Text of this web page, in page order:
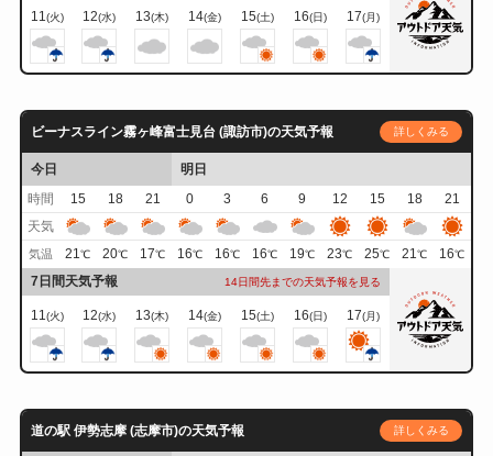
11(火) 12(水) 13(木) 14(金) 15(土) 16(日) 17(月)
ビーナスライン霧ヶ峰富士見台 (諏訪市)の天気予報 詳しくみる
今日
明日
時間
15 18 21 0 3 6 9 12 15 18
21
天気
気温 21℃ 20℃ 17℃ 16℃ 16℃ 16℃ 19℃ 23℃ 25℃ 21℃ 16℃
7日間天気予報 14日間先までの天気予報を見る
11(火) 12(水) 13(木) 14(金) 15(土) 16(日) 17(月)
道の駅 伊勢志摩 (志摩市)の天気予報 詳しくみる